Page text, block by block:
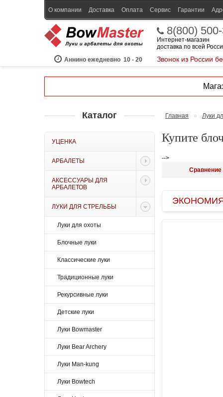
О компании Доставка Оплата Сервис Гарантии
Аннино ежедневно 10 - 20
8(800)
Интернет-магазин
доставка по всей
Звонок из России
Каталог
УЦЕНКА
АРБАЛЕТЫ
АКСЕССУАРЫ ДЛЯ
АРБАЛЕТОВ
ЛУКИ ДЛЯ СТРЕЛЬБЫ
Луки для охоты
Блочные луки
Классические луки
Традиционные луки
Рекурсивные луки
Детские луки
Луки Bowmaster
Луки Bear Archery
Луки Man-kung
Луки Bowtech
Главная » Луки
Купите
-->
Сравнение
ЭКОНОМИЯ